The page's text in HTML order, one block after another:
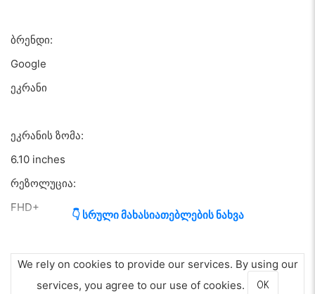
ბრენდი:
Google
ეკრანი
ეკრანის ზომა:
6.10 inches
რეზოლუცია:
FHD+
90 Hz
ეკრანის სიკაშკაშე:
👇 სრული მახასიათებლების ნახვა
We rely on cookies to provide our services. By using our
services, you agree to our use of cookies.
OK